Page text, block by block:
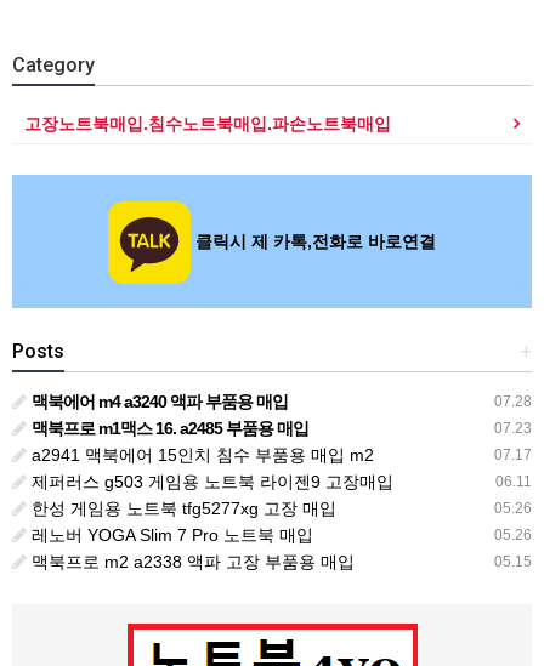
Category
고장노트북매입.침수노트북매입.파손노트북매입
클릭시 제 카톡,전화로 바로연결
+
Posts
07.28
맥북에어 m4 a3240 액파 부품용 매입
07.23
맥북프로 m1맥스 16. a2485 부품용 매입
07.17
a2941 맥북에어 15인치 침수 부품용 매입 m2
06.11
제퍼러스 g503 게임용 노트북 라이젠9 고장매입
05.26
한성 게임용 노트북 tfg5277xg 고장 매입
05.26
레노버 YOGA Slim 7 Pro 노트북 매입
05.15
맥북프로 m2 a2338 액파 고장 부품용 매입